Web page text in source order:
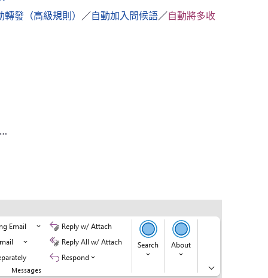
轉發（高級規則） ／自動加入問候語／自動將多收